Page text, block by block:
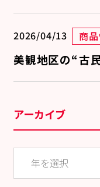
2026/04/13 商
美観地区の“古
アーカイブ